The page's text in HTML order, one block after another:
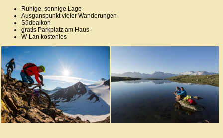
Ruhige, sonnige Lage
Ausganspunkt vieler Wanderungen
Südbalkon
gratis Parkplatz am Haus
W-Lan kostenlos